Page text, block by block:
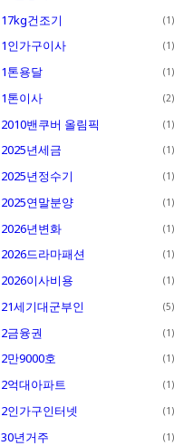
17kg건조기 1
1인가구이사 1
1톤용달 1
1톤이사 2
2010밴쿠버 올림픽 1
2025년세금 1
2025년정수기 1
2025연말분양 1
2026년변화 1
2026드라마패션 1
2026이사비용 1
21세기대군부인 5
2금융권 1
2만9000호 1
2억대아파트 1
2인가구인터넷 1
30년거주 1